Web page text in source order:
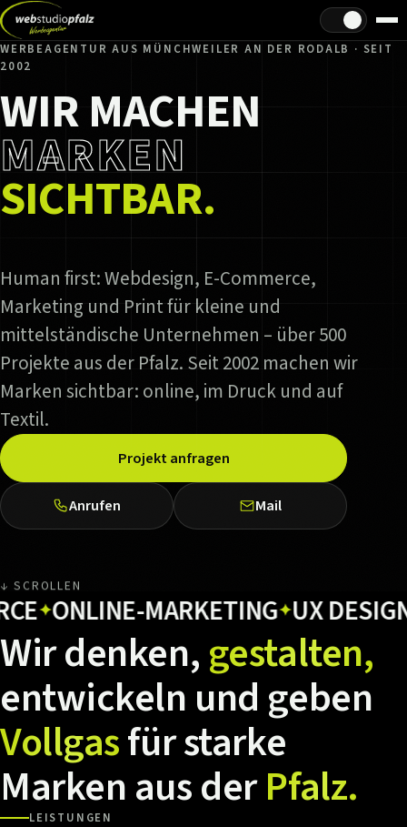
Hell/Dunkel
WERBEAGENTUR AUS MÜNCHWEILER AN DER RODALB · SEIT
2002
WIR MACHEN
MARKEN
SICHTBAR.
Human first: Webdesign, E-Commerce,
Marketing und Print für kleine und
mittelständische Unternehmen – über 500
Projekte aus der Pfalz. Seit 2002 machen wir
Marken sichtbar: online, im Druck und auf
Textil.
Projekt anfragen
Anrufen Mail
↓ SCROLLEN
ONLINE-MARKETING✦UX DESIGN✦
Wirdenken,gestalten,
entwickeln und geben
Vollgasfürstarke
MarkenausderPfalz.
LEISTUNGEN